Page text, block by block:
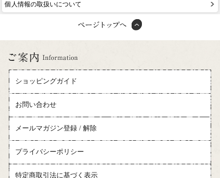
個人情報の取扱いについて
ショッピングガイド
お問い合わせ
メールマガジン登録 / 解除
プライバシーポリシー
特定商取引法に基づく表示